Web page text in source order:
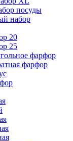
посуды
набор
20
25
фарфор
фарфор